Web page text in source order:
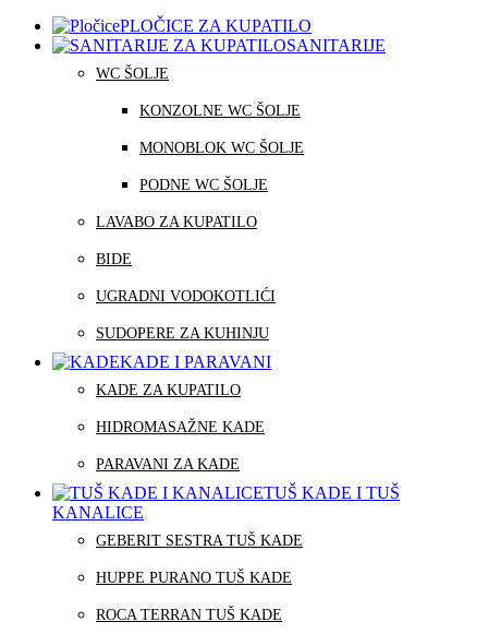
PLOČICE ZA KUPATILO
SANITARIJE
WC ŠOLJE
KONZOLNE WC ŠOLJE
MONOBLOK WC ŠOLJE
PODNE WC ŠOLJE
LAVABO ZA KUPATILO
BIDE
UGRADNI VODOKOTLIĆI
SUDOPERE ZA KUHINJU
KADE I PARAVANI
KADE ZA KUPATILO
HIDROMASAŽNE KADE
PARAVANI ZA KADE
TUŠ KADE I TUŠ
KANALICE
GEBERIT SESTRA TUŠ KADE
HUPPE PURANO TUŠ KADE
ROCA TERRAN TUŠ KADE